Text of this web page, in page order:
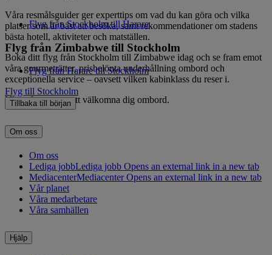
Våra resmålsguider ger experttips om vad du kan göra och vilka
platser som är bäst att besöka, samt rekommendationer om stadens
bästa hotell, aktiviteter och matställen.
Boka ditt flyg från Stockholm till Zimbabwe idag och se fram emot
våra gourmeträtter, prisbelönta underhållning ombord och
exceptionella service – oavsett vilken kabinklass du reser i.
Vi ser fram emot att välkomna dig ombord.
Flyg från Stockholm till Harare
Flyg från Zimbabwe till Stockholm
Flyg från Harare till Stockholm
Flyg till Stockholm
Tillbaka till början
Om oss
Om oss
Lediga jobbLediga jobb Opens an external link in a new tab
MediacenterMediacenter Opens an external link in a new tab
Vår planet
Våra medarbetare
Våra samhällen
Hjälp